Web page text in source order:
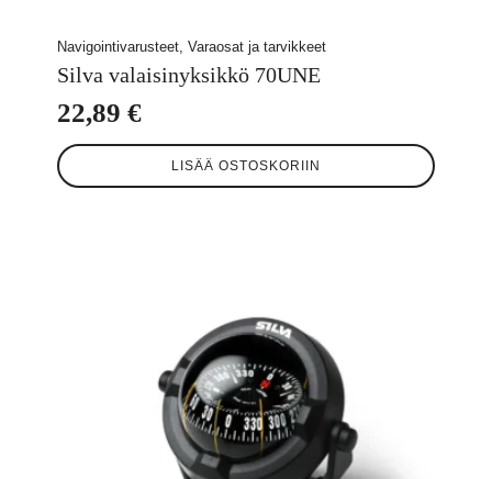
Navigointivarusteet, Varaosat ja tarvikkeet
Silva valaisinyksikkö 70UNE
22,89 €
LISÄÄ OSTOSKORIIN